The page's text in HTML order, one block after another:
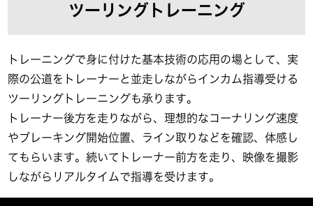
ツーリングトレーニング
トレーニングで身に付けた基本技術の応用の場として、実
際の公道をトレーナーと並走しながらインカム指導受ける
ツーリングトレーニングも承ります。
トレーナー後方を走りながら、理想的なコーナリング速度
やブレーキング開始位置、ライン取りなどを確認、体感し
てもらいます。続いてトレーナー前方を走り、映像を撮影
しながらリアルタイムで指導を受けます。